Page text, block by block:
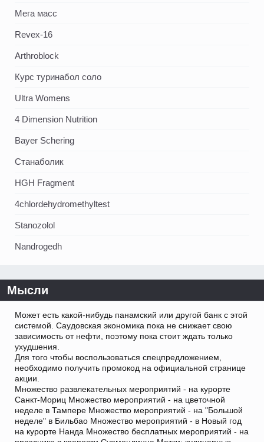
Мега масс
Revex-16
Arthroblock
Курс туринабол соло
Ultra Womens
4 Dimension Nutrition
Bayer Schering
Станаболик
HGH Fragment
4chlordehydromethyltest
Stanozolol
Nandrogedh
Мысли
Может есть какой-нибудь панамский или другой банк с этой
системой. Саудовская экономика пока не снижает свою
зависимость от нефти, поэтому пока стоит ждать только
ухудшения.
Для того чтобы воспользоваться спецпредложением,
необходимо получить промокод на официальной странице
акции.
Множество развлекательных мероприятий - на курорте
Санкт-Мориц Множество мероприятий - на цветочной
неделе в Тампере Множество мероприятий - на "Большой
неделе" в Бильбао Множество мероприятий - в Новый год
на курорте Нанда Множество бесплатных мероприятий - на